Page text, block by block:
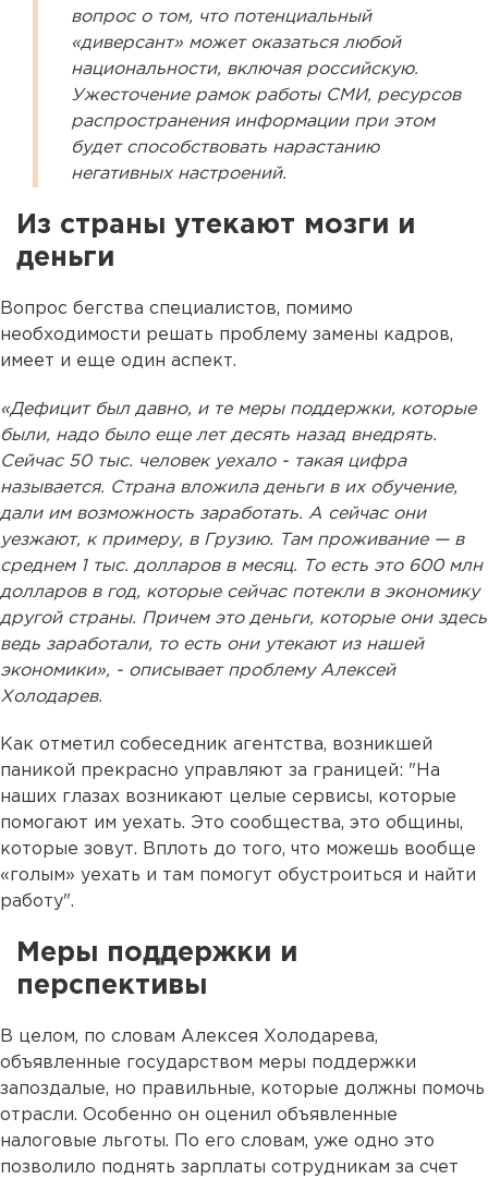
вопрос о том, что потенциальный
«диверсант» может оказаться любой
национальности, включая российскую.
Ужесточение рамок работы СМИ, ресурсов
распространения информации при этом
будет способствовать нарастанию
негативных настроений.
Из страны утекают мозги и
деньги
Вопрос бегства специалистов, помимо
необходимости решать проблему замены кадров,
имеет и еще один аспект.
«Дефицит был давно, и те меры поддержки, которые
были, надо было еще лет десять назад внедрять.
Сейчас 50 тыс. человек уехало - такая цифра
называется. Страна вложила деньги в их обучение,
дали им возможность заработать. А сейчас они
уезжают, к примеру, в Грузию. Там проживание — в
среднем 1 тыс. долларов в месяц. То есть это 600 млн
долларов в год, которые сейчас потекли в экономику
другой страны. Причем это деньги, которые они здесь
ведь заработали, то есть они утекают из нашей
экономики», - описывает проблему Алексей
Холодарев.
Как отметил собеседник агентства, возникшей
паникой прекрасно управляют за границей: "На
наших глазах возникают целые сервисы, которые
помогают им уехать. Это сообщества, это общины,
которые зовут. Вплоть до того, что можешь вообще
«голым» уехать и там помогут обустроиться и найти
работу".
Меры поддержки и
перспективы
В целом, по словам Алексея Холодарева,
объявленные государством меры поддержки
запоздалые, но правильные, которые должны помочь
отрасли. Особенно он оценил объявленные
налоговые льготы. По его словам, уже одно это
позволило поднять зарплаты сотрудникам за счет